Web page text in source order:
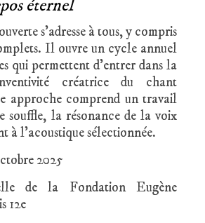
éternel
s’adresse à tous, y compris
Il ouvre un cycle annuel
qui permettent d’entrer dans la
créatrice du chant
approche comprend un travail
souffle, la résonance de la voix
à l’acoustique sélectionnée.
2025
de la Fondation Eugène
12e